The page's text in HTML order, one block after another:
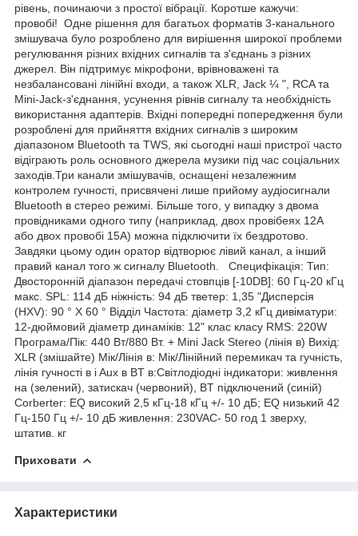
рівень, починаючи з простої вібрації. Коротше кажучи:
провобі! Одне рішення для багатьох форматів 3-канального
змішувача було розроблено для вирішення широкої проблеми
регулювання різних вхідних сигналів та з'єднань з різних
джерел. Він підтримує мікрофони, врівноважені та
незбалансовані лінійні входи, а також XLR, Jack ¼ ", RCA та
Mini-Jack-з'єднання, усунення рівнів сигналу та необхідність
використання адаптерів. Вхідні попередні попередження були
розроблені для прийняття вхідних сигналів з широким
діапазоном Bluetooth та TWS, які сьогодні наші пристрої часто
відіграють роль основного джерела музики під час соціальних
заходів.Три канали змішувачів, оснащені незалежним
контролем гучності, присвячені лише прийому аудіосигнали
Bluetooth в стерео режимі. Більше того, у випадку з двома
провідниками одного типу (наприклад, двох провібеях 12А
або двох провобі 15А) можна підключити їх бездротово.
Завдяки цьому один оратор відтворює лівий канал, а інший
правий канал того ж сигналу Bluetooth. Специфікація: Тип:
Двосторонній діапазон передачі стовпців [-10DB]: 60 Гц-20 кГц
макс. SPL: 114 дБ ніжність: 94 дБ тветер: 1,35 "Дисперсія
(HXV): 90 ° X 60 ° Відділ Частота: діаметр 3,2 кГц дивіматури:
12-дюймовий діаметр динаміків: 12" клас класу RMS: 220W
Програма/Пік: 440 Вт/880 Вт. + Mini Jack Stereo (лінія в) Вихід:
XLR (змішайте) Мік/Лінія в: Мік/Лінійний перемикач та гучність,
лінія гучності в i Aux в BT в:Світлодіодні індикатори: живлення
на (зелений), затискач (червоний), BT підключений (синій)
Corberter: EQ високий 2,5 кГц-18 кГц +/- 10 дБ; EQ низький 42
Гц-150 Гц +/- 10 дБ живлення: 230VAC- 50 год 1 зверху,
штатив. кг
Приховати
Характеристики